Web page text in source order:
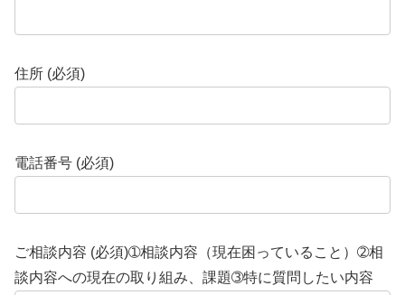
住所 (必須)
電話番号 (必須)
ご相談内容 (必須)➀相談内容（現在困っていること）➁相
談内容への現在の取り組み、課題➂特に質問したい内容